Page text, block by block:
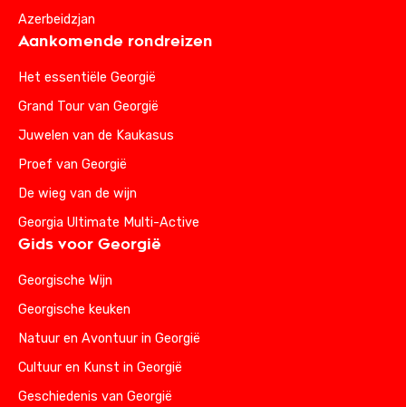
Azerbeidzjan
Aankomende rondreizen
Het essentiële Georgië
Grand Tour van Georgië
Juwelen van de Kaukasus
Proef van Georgië
De wieg van de wijn
Georgia Ultimate Multi-Active
Gids voor Georgië
Georgische Wijn
Georgische keuken
Natuur en Avontuur in Georgië
Cultuur en Kunst in Georgië
Geschiedenis van Georgië